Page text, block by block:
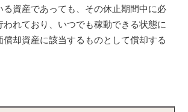
る資産であっても、その休止期間中に必
われており、いつでも稼動できる状態に
償却資産に該当するものとして償却する